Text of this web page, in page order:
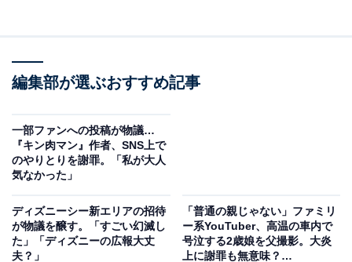
編集部が選ぶおすすめ記事
一部ファンへの投稿が物議…
『キン肉マン』作者、SNS上で
のやりとりを謝罪。「私が大人
気なかった」
ディズニーシー新エリアの招待
が物議を醸す。「すごい幻滅し
た」「ディズニーの広報大丈
夫？」
「普通の親じゃない」ファミリ
ー系YouTuber、高温の車内で
号泣する2歳娘を父撮影。大炎
上に謝罪も無意味？